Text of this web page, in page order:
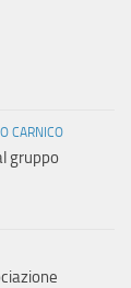
CARNICO
gruppo